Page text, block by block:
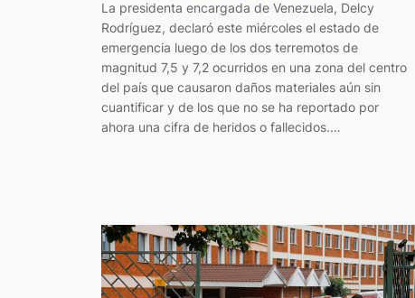
La presidenta encargada de Venezuela, Delcy
Rodríguez, declaró este miércoles el estado de
emergencia luego de los dos terremotos de
magnitud 7,5 y 7,2 ocurridos en una zona del centro
del país que causaron daños materiales aún sin
cuantificar y de los que no se ha reportado por
ahora una cifra de heridos o fallecidos.…